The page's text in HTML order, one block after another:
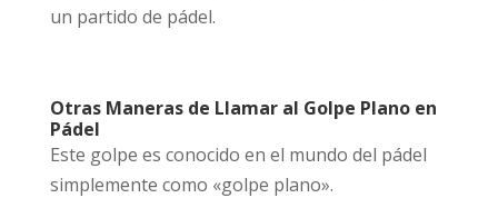
un partido de pádel.
Otras Maneras de Llamar al Golpe Plano en
Pádel
Este golpe es conocido en el mundo del pádel
simplemente como «golpe plano».